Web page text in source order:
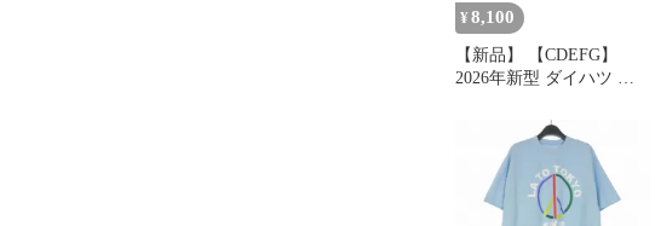
¥ 8,100
【新品】 【CDEFG】
2026年新型 ダイハツ ア
シュボードトレイ コンソ
ールボックス フタ付き
ABS素材 滑り止め設計
新型 アトレー トレイ コ
イン収納 車内収納ボック